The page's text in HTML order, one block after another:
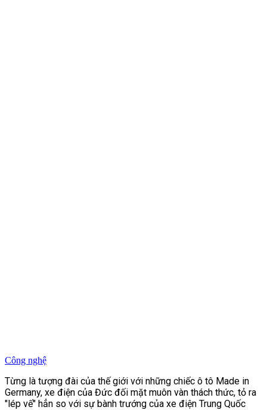
Công nghệ
Từng là tượng đài của thế giới với những chiếc ô tô Made in
Germany, xe điện của Đức đối mặt muôn vàn thách thức, tỏ ra
"lép vế" hẳn so với sự bành trướng của xe điện Trung Quốc